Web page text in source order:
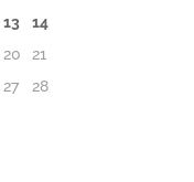
13
14
20
21
27
28